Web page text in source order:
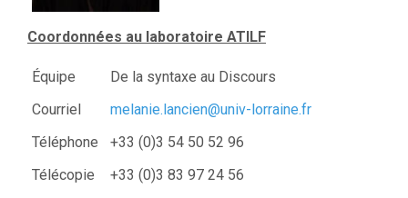
Coordonnées au laboratoire ATILF
Équipe
De la syntaxe au Discours
Courriel
melanie.lancien@univ-lorraine.fr
Téléphone
+33 (0)3 54 50 52 96
Télécopie
+33 (0)3 83 97 24 56